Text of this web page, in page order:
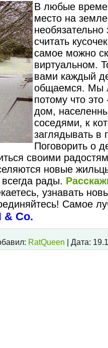
В любые
место на
считать
самое можно
виртуальном.
вами каждый
общаемся. Мы
потому что
дом,
соседями, к
заглядывать в
Поговорить о
своими
новые
рады.
узнавать
Самое
Co.
RatQueen | Дата: